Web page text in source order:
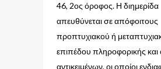
46, 2ος όροφος. Η διημερίδα
απευθύνεται σε απόφοιτους
προπτυχιακού ή
επιπέδου πληροφορικής
αντικειμένων, οι οποίοι